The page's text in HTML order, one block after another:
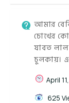
আমার
চোখের
যাবত
চুলকায়।
April
625